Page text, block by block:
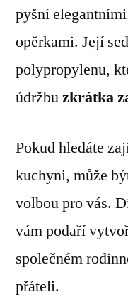
pyšní
opěrkami. Její
polypropylenu,
údržbuzkrátka
Pokud hledáte
kuchyni, může
volbou pro vás.
vám podaří
společném
přáteli.